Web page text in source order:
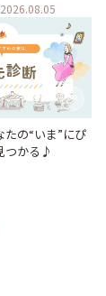
2026.08.05
たの“いま”にぴ
つかる♪